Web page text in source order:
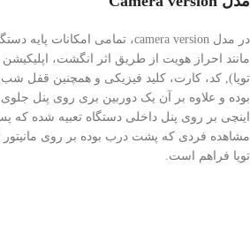
مانند احراز هویت از طریق اثر انگشت،
تویا), کد، کارت، کلید فیزیکی و همچنین قفل
اینچی بر روی پنل داخلی دستگاه تعبیه شده که
مشاهده فردی که پشت درب بوده بر روی مانیتور
تویا فراهم است.